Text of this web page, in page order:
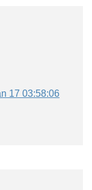
17 03:58:06